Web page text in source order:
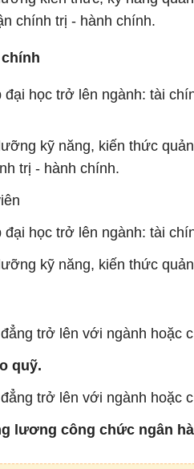
chính trị - hành chính.
đại học trở lên ngành: tài
kỹ năng, kiến thức
trị - hành chính.
đại học trở lên ngành: tài
kỹ năng, kiến thức
trở lên với ngành hoặc
quỹ.
trở lên với ngành hoặc
lương công chức ngân